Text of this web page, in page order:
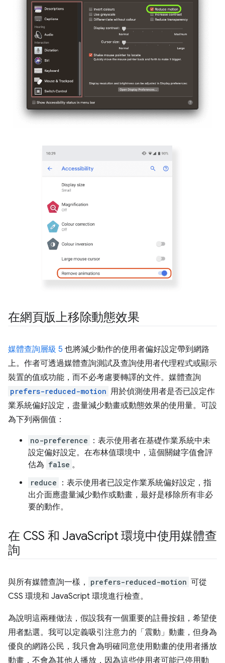
在網頁版上移除動態效果
媒體查詢層級 5 也將減少動作的使用者偏好設定帶到網路
上。作者可透過媒體查詢測試及查詢使用者代理程式或顯示
裝置的值或功能，而不必考慮要轉譯的文件。媒體查詢
prefers-reduced-motion 用於偵測使用者是否已設定作
業系統偏好設定，盡量減少動畫或動態效果的使用量。可設
為下列兩個值：
no-preference
：表示使用者在基礎作業系統中未
設定偏好設定。在布林值環境中，這個關鍵字值會評
估為 false 。
reduce
：表示使用者已設定作業系統偏好設定，指
出介面應盡量減少動作或動畫，最好是移除所有非必
要的動作。
在 CSS 和 JavaScript 環境中使用媒體查
詢
與所有媒體查詢一樣， prefers-reduced-motion 可從
CSS 環境和 JavaScript 環境進行檢查。
為說明這兩種做法，假設我有一個重要的註冊按鈕，希望使
用者點選。我可以定義吸引注意力的「震動」動畫，但身為
優良的網路公民，我只會為明確同意使用動畫的使用者播放
動畫，不會為其他人播放，因為這些使用者可能已停用動